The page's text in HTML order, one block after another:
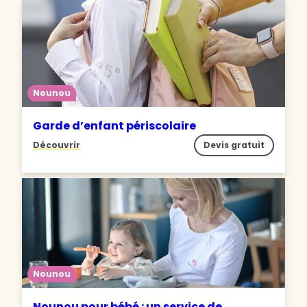
Nounou
Garde d’enfant périscolaire
Découvrir Devis gratuit
Nounou